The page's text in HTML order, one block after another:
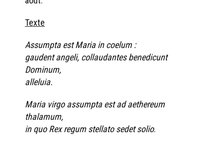
Texte
Assumpta est Maria in coelum :
gaudent angeli, collaudantes benedicunt
Dominum,
alleluia.
Maria virgo assumpta est ad aethereum
thalamum,
in quo Rex regum stellato sedet solio.